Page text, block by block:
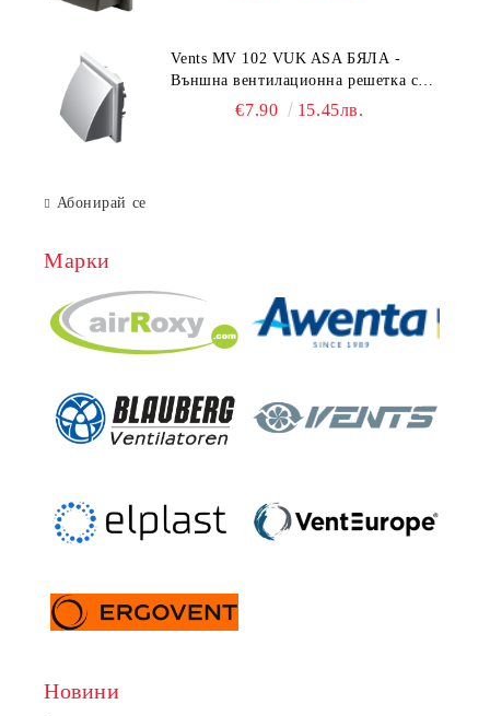
Vents MV 102 VUK ASA БЯЛА -
Външна вентилационна решетка с
гравитачна клапа Ø 100, Ø 125,
€7.90 15.45лв.
Абонирай се
Марки
Новини